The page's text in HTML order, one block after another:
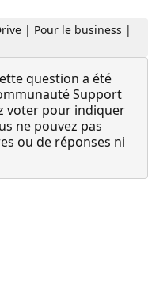
| Pour le business |
question a été
Support
voter pour indiquer
ne pouvez pas
ou de réponses ni